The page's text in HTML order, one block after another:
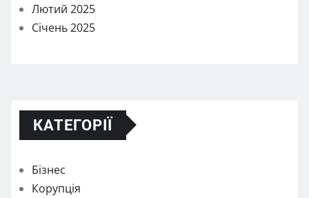
Лютий 2025
Січень 2025
КАТЕГОРІЇ
Бізнес
Корупція